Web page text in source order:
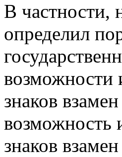
В частности,
определил
возможности
знаков
возможность
знаков